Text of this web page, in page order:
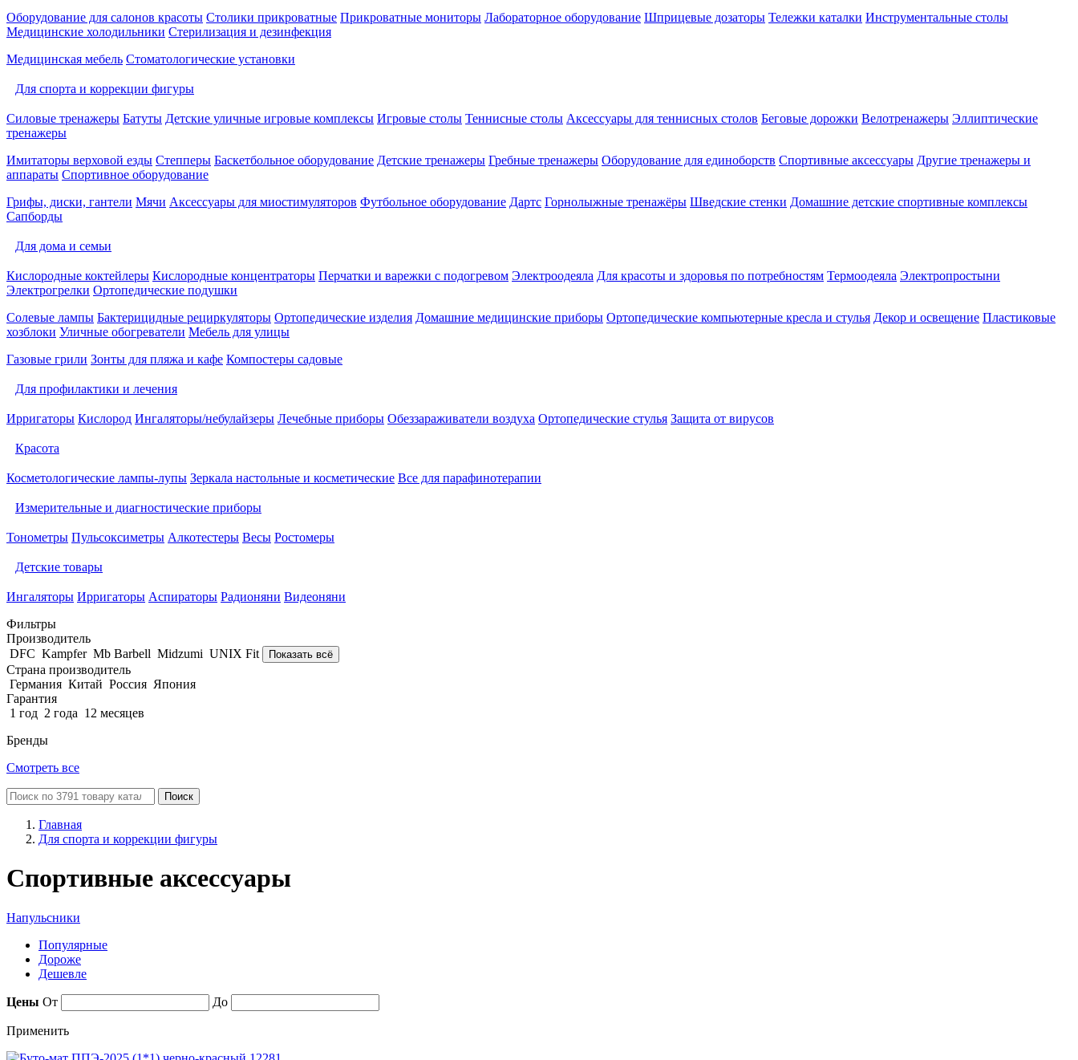
Оборудование для салонов красоты Столики прикроватные Прикроватные мониторы Лабораторное оборудование Шприцевые дозаторы Тележки каталки Инструментальные столы
Медицинские холодильники Стерилизация и дезинфекция
Медицинская мебель Стоматологические установки
Для спорта и коррекции фигуры
Силовые тренажеры Батуты Детские уличные игровые комплексы Игровые столы Теннисные столы Аксессуары для теннисных столов Беговые дорожки Велотренажеры Эллиптические
тренажеры
Имитаторы верховой езды Степперы Баскетбольное оборудование Детские тренажеры Гребные тренажеры Оборудование для единоборств Спортивные аксессуары Другие тренажеры и
аппараты Спортивное оборудование
Грифы, диски, гантели Мячи Аксессуары для миостимуляторов Футбольное оборудование Дартс Горнолыжные тренажёры Шведские стенки Домашние детские спортивные комплексы
Сапборды
Для дома и семьи
Кислородные коктейлеры Кислородные концентраторы Перчатки и варежки с подогревом Электроодеяла Для красоты и здоровья по потребностям Термоодеяла Электропростыни
Электрогрелки Ортопедические подушки
Солевые лампы Бактерицидные рециркуляторы Ортопедические изделия Домашние медицинские приборы Ортопедические компьютерные кресла и стулья Декор и освещение Пластиковые
хозблоки Уличные обогреватели Мебель для улицы
Газовые грили Зонты для пляжа и кафе Компостеры садовые
Для профилактики и лечения
Ирригаторы Кислород Ингаляторы/небулайзеры Лечебные приборы Обеззараживатели воздуха Ортопедические стулья Защита от вирусов
Красота
Косметологические лампы-лупы Зеркала настольные и косметические Все для парафинотерапии
Измерительные и диагностические приборы
Тонометры Пульсоксиметры Алкотестеры Весы Ростомеры
Детские товары
Ингаляторы Ирригаторы Аспираторы Радионяни Видеоняни
Фильтры
Производитель
DFC Kampfer Mb Barbell Midzumi UNIX Fit Показать всё
Страна производитель
Германия Китай Россия Япония
Гарантия
1 год 2 года 12 месяцев
Бренды
Смотреть все
Поиск
Главная
Для спорта и коррекции фигуры
Спортивные аксессуары
Напульсники
Популярные
Дороже
Дешевле
Цены От До
Применить